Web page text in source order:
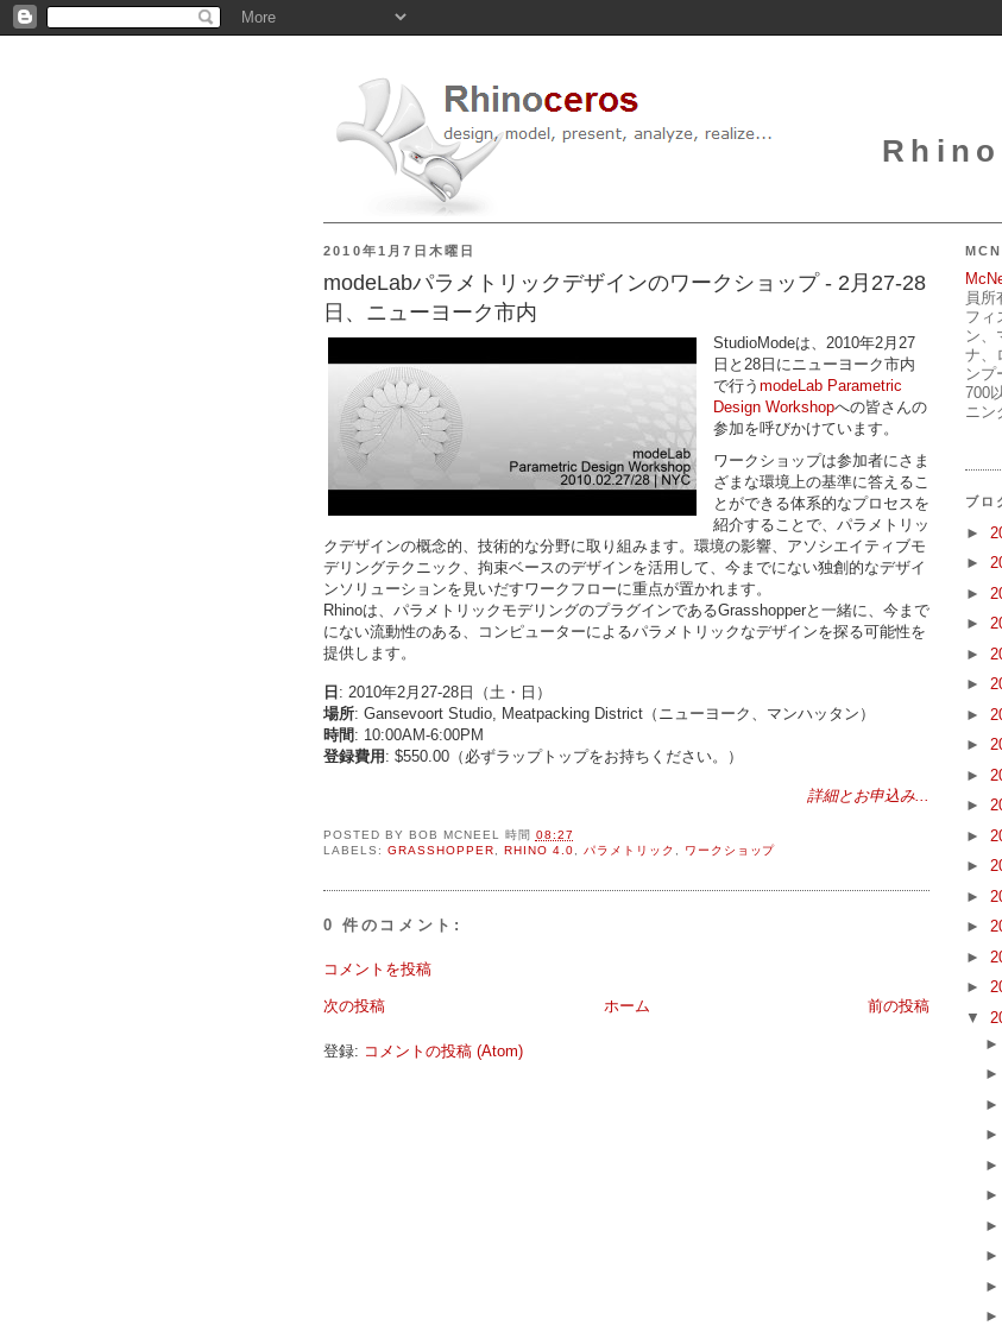
Rhino
2010年1月7日木曜日
modeLabパラメトリックデザインのワークショップ - 2月27-28
日、ニューヨーク市内
StudioModeは、2010年2月27
日と28日にニューヨーク市内
で行う modeLab Parametric
Design Workshopへの皆さんの
参加を呼びかけています。
ワークショップは参加者にさま
ざまな環境上の基準に答えるこ
とができる体系的なプロセスを
紹介することで、パラメトリッ
クデザインの概念的、技術的な分野に取り組みます。環境の影響、アソシエイティブモ
デリングテクニック、拘束ベースのデザインを活用して、今までにない独創的なデザイ
ンソリューションを見いだすワークフローに重点が置かれます。
Rhinoは、パラメトリックモデリングのプラグインであるGrasshopperと一緒に、今まで
にない流動性のある、コンピューターによるパラメトリックなデザインを探る可能性を
提供します。
日 : 2010年2月27-28日（土・日）
場所: Gansevoort Studio, Meatpacking District（ニューヨーク、マンハッタン）
時間 : 10:00AM-6:00PM
登録費用 : $550.00（必ずラップトップをお持ちください。）
詳細とお申込み...
POSTED BY BOB MCNEEL 時間 08:27
LABELS: GRASSHOPPER, RHINO 4.0, パラメトリック , ワークショップ
0 件のコメント:
コメントを投稿
次の投稿 前の投稿
ホーム
登録: コメントの投稿 (Atom)
員所
フィ
ン、
ナ、
ンプ
700
ニン
ブロ
►
►
►
►
►
►
►
►
►
►
►
►
►
►
►
►
▼
►
►
►
►
►
►
►
►
►
►